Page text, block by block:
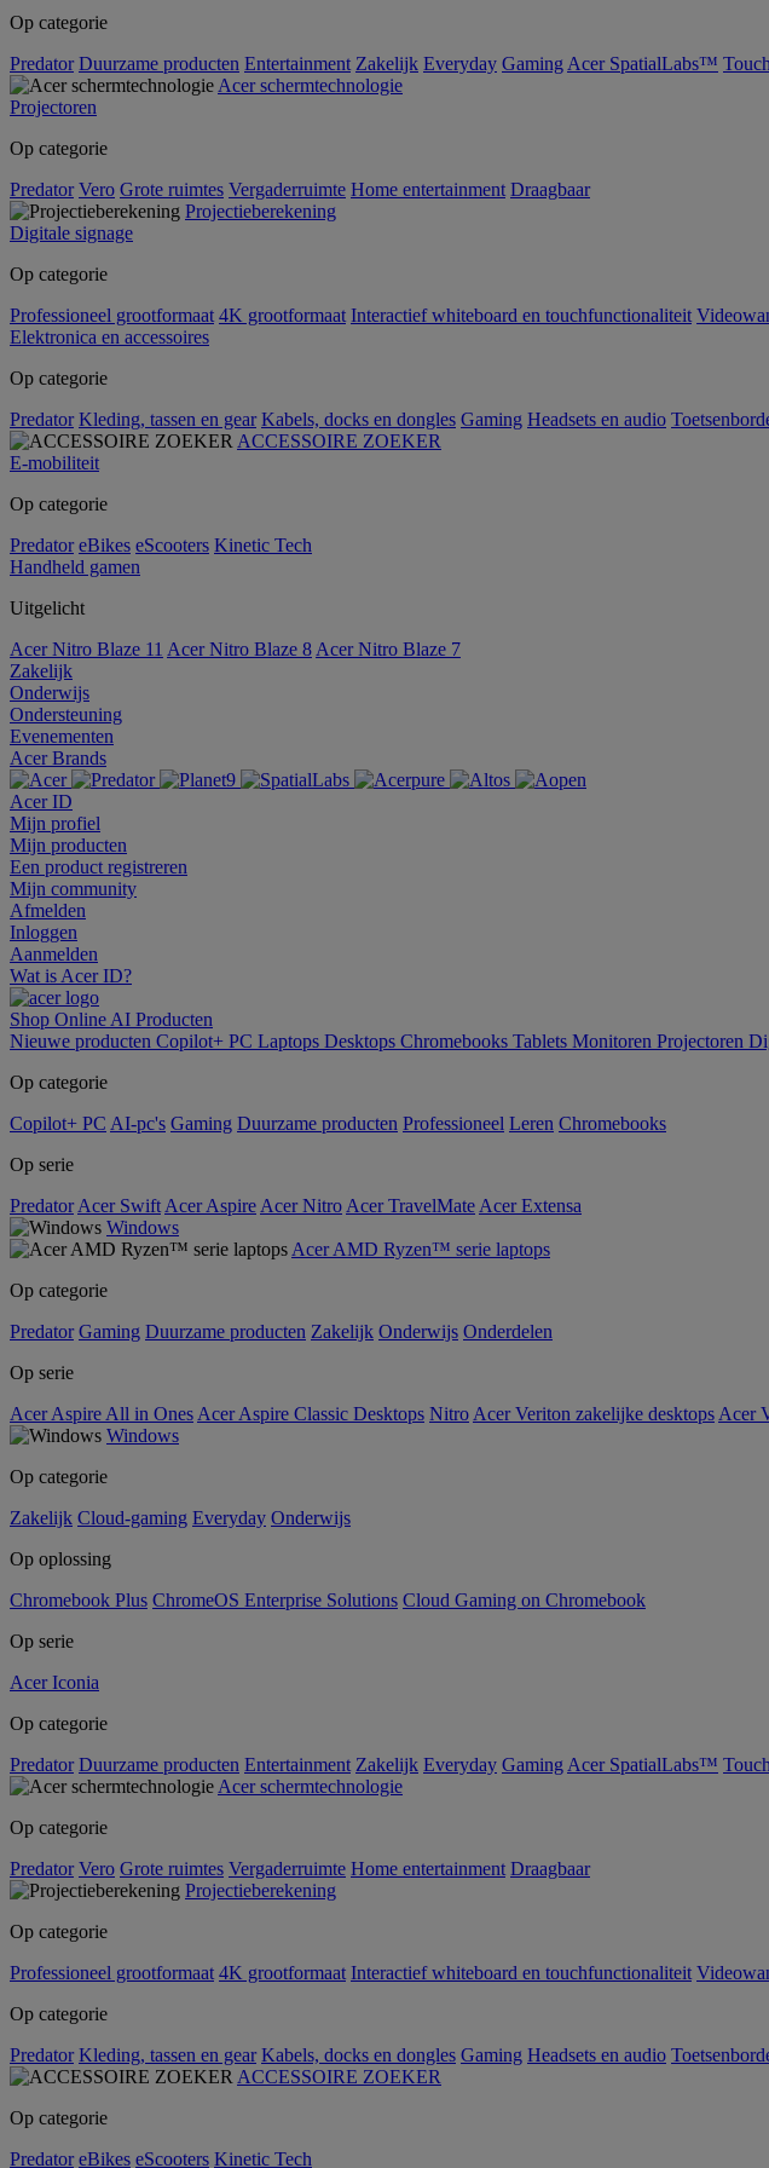
Op categorie
Predator Duurzame producten Entertainment Zakelijk Everyday Gaming Acer SpatialLabs™ Touch
Acer schermtechnologie
Projectoren
Op categorie
Predator Vero Grote ruimtes Vergaderruimte Home entertainment Draagbaar
Projectieberekening
Digitale signage
Op categorie
Professioneel grootformaat 4K grootformaat Interactief whiteboard en touchfunctionaliteit
Elektronica en accessoires
Op categorie
Predator Kleding, tassen en gear Kabels, docks en dongles Gaming Headsets en audio
ACCESSOIRE ZOEKER
E-mobiliteit
Op categorie
Predator eBikes eScooters Kinetic Tech
Handheld gamen
Uitgelicht
Acer Nitro Blaze 11 Acer Nitro Blaze 8 Acer Nitro Blaze 7
Zakelijk
Onderwijs
Ondersteuning
Evenementen
Acer Brands
Acer ID
Mijn profiel
Mijn producten
Een product registreren
Mijn community
Afmelden
Inloggen
Aanmelden
Wat is Acer ID?
Shop Online AI Producten
Nieuwe producten Copilot+ PC Laptops Desktops Chromebooks Tablets Monitoren Projectoren
Op categorie
Copilot+ PC AI-pc's Gaming Duurzame producten Professioneel Leren Chromebooks
Op serie
Predator Acer Swift Acer Aspire Acer Nitro Acer TravelMate Acer Extensa
Windows
Acer AMD Ryzen™ serie laptops
Op categorie
Predator Gaming Duurzame producten Zakelijk Onderwijs Onderdelen
Op serie
Acer Aspire All in Ones Acer Aspire Classic Desktops Nitro Acer Veriton zakelijke desktops Acer
Windows
Op categorie
Zakelijk Cloud-gaming Everyday Onderwijs
Op oplossing
Chromebook Plus ChromeOS Enterprise Solutions Cloud Gaming on Chromebook
Op serie
Acer Iconia
Op categorie
Predator Duurzame producten Entertainment Zakelijk Everyday Gaming Acer SpatialLabs™ Touch
Acer schermtechnologie
Op categorie
Predator Vero Grote ruimtes Vergaderruimte Home entertainment Draagbaar
Projectieberekening
Op categorie
Professioneel grootformaat 4K grootformaat Interactief whiteboard en touchfunctionaliteit
Op categorie
Predator Kleding, tassen en gear Kabels, docks en dongles Gaming Headsets en audio
ACCESSOIRE ZOEKER
Op categorie
Predator eBikes eScooters Kinetic Tech